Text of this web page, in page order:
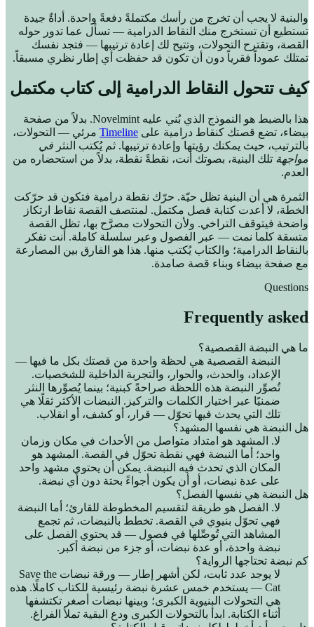
والبنية لا يجب أن تخرج من رأسك مكتملةً دفعةً واحدة. أداةٌ جيدة
تستطيع أن تستخرج منك النقاط الدرامية — تسأل عما تدور حوله
القصة، وتقترح التحولات، وتتيح لك إعادة ترتيبها — فتجد نفسك
تمتلك عموداً فقرياً دون أن تكون قد حفظت أي إطار نظري مسبقاً.
كيف تتحول النقاط الدرامية إلى كتاب مكتمل
هذا بالضبط هو النموذج الذي بُني عليه Novelmint. بدلاً من صفحة
بيضاء، تضع قصتك كنقاط درامية على Timeline مرئي — التحولات،
بالترتيب، حيث يمكنك رؤيتها وإعادة ترتيبها. ثم يُكتب النثر في
مواجهة تلك البنية، بصوتك أنت، نقطةً نقطة، بدلاً من استحضاره من
العدم.
الثمرة هي أن البنية تظل حيّة. حرّك نقطة درامية فتكون قد حرّكت
الخطة، لا أعدت كتابة فصل مكتمل. لمنتصف القصة نقاط ارتكاز
واضحة فيتوقف التراخي. ولأن التحولات مصرَّح بها، تظل القصة
متسقة كلما نمت — عبر الفصول وعبر سلسلة كاملة. أنت تفكر
بالنقاط الدرامية؛ والكتاب يُكتب منها. هذا هو الفارق بين المصارعة
مع صفحة بيضاء وبناء قصة صامدة.
Questions
Frequently asked
ما هي النبضة القصصية؟
النبضة القصصية هي لحظة واحدة من قصتك بكل ما فيها —
الإعداد، والحدث، والحوار، والتجربة الداخلية للشخصيات.
تُصوِّر النبضة هذه اللحظة صراحةً كبنية؛ بينما يُصوِّرها النثر
ضمنيًا عبر اختيار الكلمات والتركيز. النبضات الأكثر ثقلًا هي
تلك التي يحدث فيها تحوّل — قرار، أو كشف، أو انقلاب.
هل النبضة هي نفسها المشهد؟
لا. المشهد هو امتداد متواصل من الأحداث في مكان وزمان
واحد؛ أما النبضة فهي نقطة تحوّل في القصة. المشهد هو
المكان الذي تحدث فيه النبضة. يمكن أن يحتوي مشهد واحد
على عدة نبضات، أو أن يكون أجواءً بحتة دون أي نبضة.
هل النبضة هي نفسها الفصل؟
لا. الفصل هو طريقة لتقسيم المخطوطة للقارئ؛ أما النبضة
فهي تحوّل بنيوي في القصة. تخطط بالنبضات، ثم تجمع
المشاهد التي تُوصِّلها في فصول — قد يحتوي الفصل على
نبضة واحدة، أو عدة نبضات، أو جزء من نبضة أكبر.
كم نبضة تحتاجها الرواية؟
لا يوجد عدد ثابت، لكن أشهر إطار — ورقة نبضات Save the
Cat — يستخدم خمس عشرة نبضة رئيسية للكتاب كاملًا. هذه
هي التحولات البنيوية الكبرى؛ وبينها نبضات أصغر تكتشفها
أثناء الكتابة. ابدأ بالتحولات الكبرى ودع البقية تملأ الفراغ.